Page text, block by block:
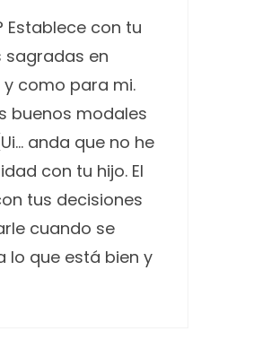
Establece con tu
sagradas en
y como para mi.
buenos modales
anda que no he
con tu hijo. El
tus decisiones
cuando se
lo que está bien y